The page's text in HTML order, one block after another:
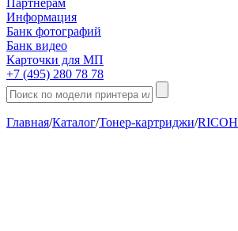
Партнерам
Информация
Банк фотографий
Банк видео
Карточки для МП
+7 (495) 280 78 78
Главная/Каталог/Тонер-картриджи/RICOH